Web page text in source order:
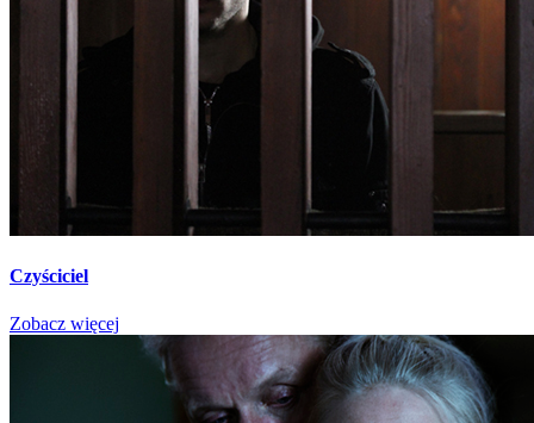
Czyściciel
Zobacz więcej